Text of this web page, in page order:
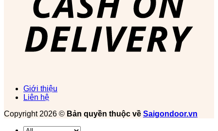
Giới thiệu
Liên hệ
Copyright 2026 © Bản quyền thuộc về Saigondoor.vn